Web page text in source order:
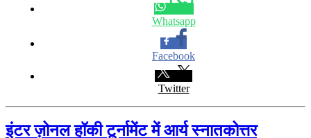
Whatsapp
Facebook
Twitter
इंटर ज़ोनल हॉकी टूर्नामेंट में आर्य स्नातकोत्तर